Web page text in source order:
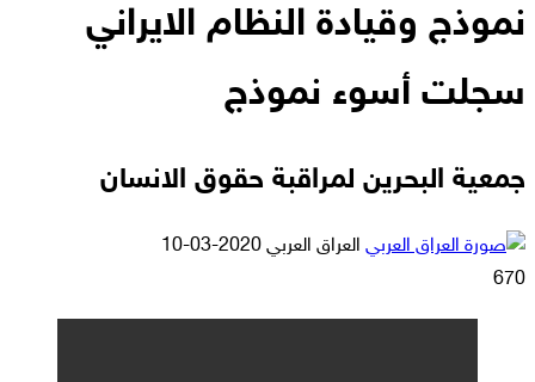
نموذج وقيادة النظام الايراني
سجلت أسوء نموذج
جمعية البحرين لمراقبة حقوق الانسان
العراق العربي أرسل
2020-03-10
670